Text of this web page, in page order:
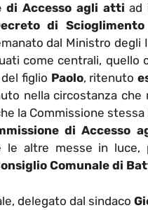
di Accesso agli atti ad
di Scioglimento
dal Ministro degli
come centrali, quello
figlio Paolo, ritenuto
nella circostanza che
la Commissione
di Accesso
le altre messe in
Comunale di
delegato dal sindaco